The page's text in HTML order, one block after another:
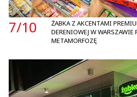
7/10
ŻABKA Z AKCENTAMI
DERENIOWEJ W WARSZAWIE
METAMORFOZĘ